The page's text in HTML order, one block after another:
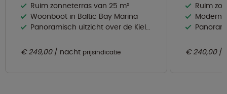
Ruim zonneterras van 25 m²
Woonboot in Baltic Bay Marina
Panoramisch uitzicht over de Kieler Fjord
€ 249,00 nacht prijsindicatie
Ruim
Moderne
€ 240,00